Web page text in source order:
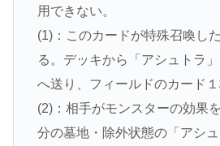
用できない。
(1)：このカードが特殊召喚し
る。デッキから「アシュトラ
へ送り、フィールドのカード１
(2)：相手がモンスターの効果
分の墓地・除外状態の「アシ